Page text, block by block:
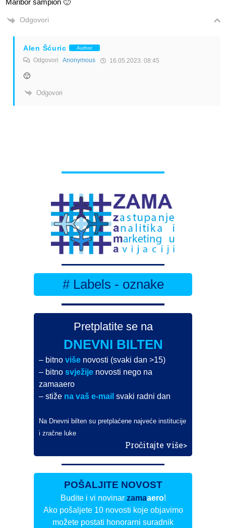
Maribor šampion 🙂
Odgovori
Alen Šćuric Author
Odgovori Anonymous 16.05.2023. 08:45
🙂
Odgovori
# Labels - oznake
Pretplatite se na
DNEVNI BILTEN
– bitnoviše novosti (svaki dan >15)
– bitnosvježije novosti nego na
zamaaero
– stiže na vaš e-mail svaki radni dan
Na Dnevni bilten su pretplaćene najveće institucije
i zračne luke
Pročitajte više>
POŠALJITE NOVOST
Budite i vi novinar zamaaero!
Ako pošaljete 10 novosti koje objavimo
možete postati honorarni suradnik